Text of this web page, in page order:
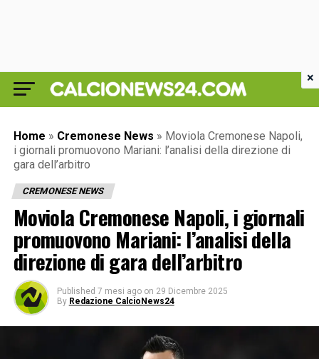
Home » Cremonese News » Moviola Cremonese Napoli,
i giornali promuovono Mariani: l’analisi della direzione di
gara dell’arbitro
CREMONESE NEWS
Moviola Cremonese Napoli, i giornali
promuovono Mariani: l’analisi della
direzione di gara dell’arbitro
Published 7 mesi ago on 29 Dicembre 2025
By Redazione CalcioNews24
×